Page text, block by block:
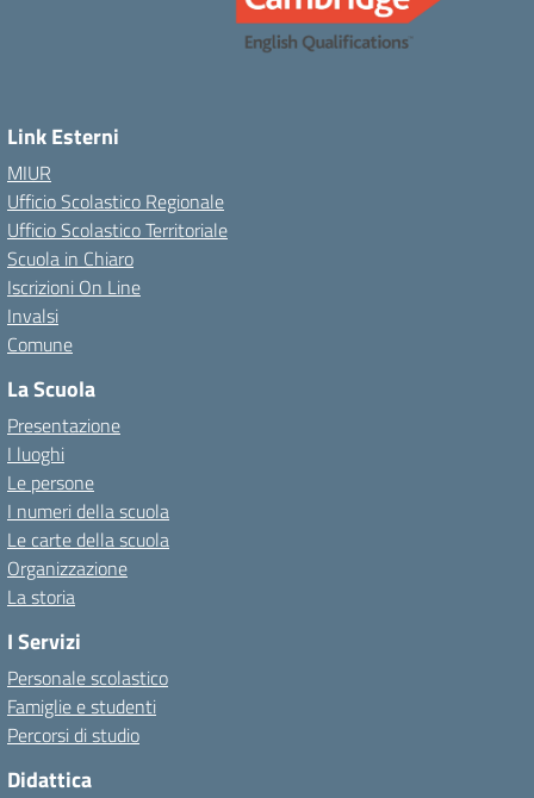
Link Esterni
MIUR
Ufficio Scolastico Regionale
Ufficio Scolastico Territoriale
Scuola in Chiaro
Iscrizioni On Line
Invalsi
Comune
La Scuola
Presentazione
I luoghi
Le persone
I numeri della scuola
Le carte della scuola
Organizzazione
La storia
I Servizi
Personale scolastico
Famiglie e studenti
Percorsi di studio
Didattica